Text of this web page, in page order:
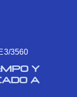
3560
Y
A